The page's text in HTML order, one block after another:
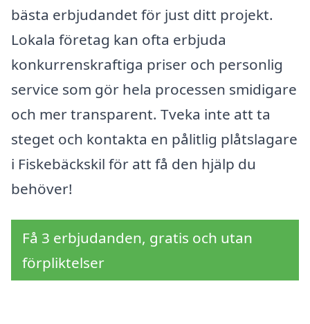
bästa erbjudandet för just ditt projekt.
Lokala företag kan ofta erbjuda
konkurrenskraftiga priser och personlig
service som gör hela processen smidigare
och mer transparent. Tveka inte att ta
steget och kontakta en pålitlig plåtslagare
i Fiskebäckskil för att få den hjälp du
behöver!
Få 3 erbjudanden, gratis och utan
förpliktelser